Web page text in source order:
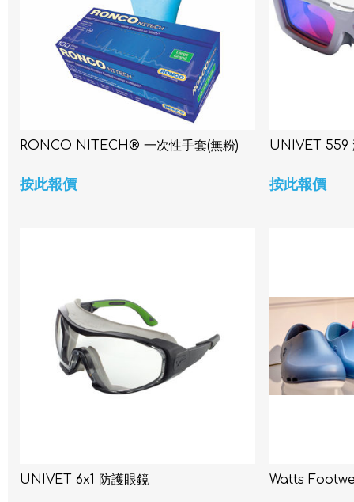
RONCO NITECH® 一次性手套(無粉)
按此報價
UNIVET 559
按此報價
UNIVET 6x1 防護眼鏡 Watts